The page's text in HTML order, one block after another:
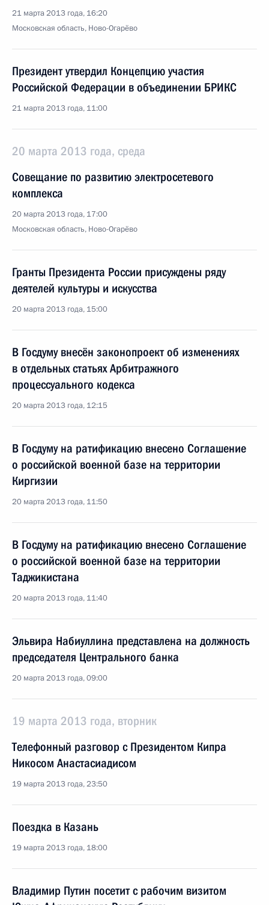
21 марта 2013 года, 16:20
Московская область, Ново-Огарёво
Президент утвердил Концепцию участия
Российской Федерации в объединении БРИКС
21 марта 2013 года, 11:00
20 марта 2013 года, среда
Совещание по развитию электросетевого
комплекса
20 марта 2013 года, 17:00
Московская область, Ново-Огарёво
Гранты Президента России присуждены ряду
деятелей культуры и искусства
20 марта 2013 года, 15:00
В Госдуму внесён законопроект об изменениях
в отдельных статьях Арбитражного
процессуального кодекса
20 марта 2013 года, 12:15
В Госдуму на ратификацию внесено Соглашение
о российской военной базе на территории
Киргизии
20 марта 2013 года, 11:50
В Госдуму на ратификацию внесено Соглашение
о российской военной базе на территории
Таджикистана
20 марта 2013 года, 11:40
Эльвира Набиуллина представлена на должность
председателя Центрального банка
20 марта 2013 года, 09:00
19 марта 2013 года, вторник
Телефонный разговор с Президентом Кипра
Никосом Анастасиадисом
19 марта 2013 года, 23:50
Поездка в Казань
19 марта 2013 года, 18:00
Владимир Путин посетит с рабочим визитом